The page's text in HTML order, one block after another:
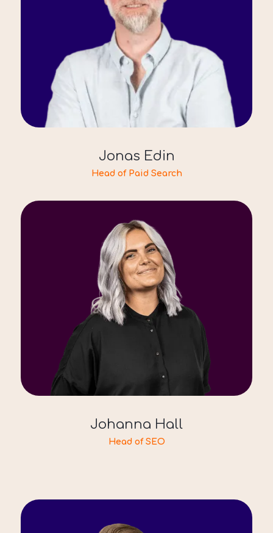
Jonas Edin
Head of Paid Search
Johanna Hall
Head of SEO